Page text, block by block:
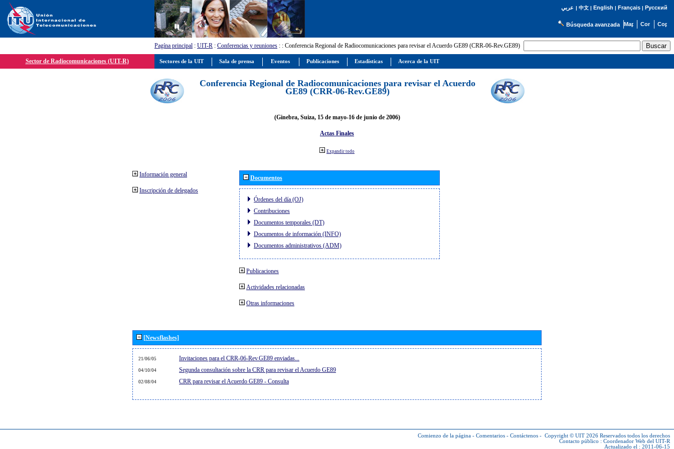
عربي | 中文| English | Français| Русский
Búsqueda avanzada
Pagína principal : UIT-R : Conferencias y reuniones : : Conferencia Regional de Radiocomunicaciones para revisar el Acuerdo GE89 (CRR-06-Rev.GE89)
Sector de Radiocomunicaciones (UIT-R)
Conferencia Regional de Radiocomunicaciones para revisar el Acuerdo
GE89 (CRR-06-Rev.GE89)
(Ginebra, Suiza, 15 de mayo-16 de junio de 2006)
Actas Finales
Expandir todo
Información general
Inscripción de delegados
Documentos
Órdenes del día (OJ)
Contribuciones
Documentos temporales (DT)
Documentos de información (INFO)
Documentos administrativos (ADM)
Publicaciones
Actividades relacionadas
Otras informaciones
[Newsflashes]
21/06/05 Invitaciones para el CRR-06-Rev.GE89 enviadas...
04/10/04 Segunda consultación sobre la CRR para revisar el Acuerdo GE89
02/08/04 CRR para revisar el Acuerdo GE89 - Consulta
Comienzo de la página - Comentarios - Contáctenos - Copyright © UIT 2026 Reservados todos los derechos
Contacto público : Coordenador Web del UIT-R
Actualizado el : 2011-06-15
Sectores de la UIT Sala de prensa Eventos Publicaciones Estadísticas Acerca de la UIT